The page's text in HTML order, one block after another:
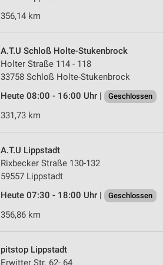
356,14 km
A.T.U Schloß Holte-Stukenbrock
Holter Straße 114 - 118
33758 Schloß Holte-Stukenbrock
Heute 08:00 - 16:00 Uhr |
Geschlossen
331,73 km
A.T.U Lippstadt
Rixbecker Straße 130-132
59557 Lippstadt
Heute 07:30 - 18:00 Uhr |
Geschlossen
356,86 km
pitstop Lippstadt
Erwitter Str. 62- 64